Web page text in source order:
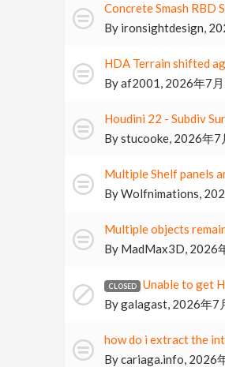
Concrete Smash RBD
By ironsightdesign,
HDA Terrain shifted
Byaf2001, 2026年7
Houdini 22 - Subdiv
Bystucooke, 2026年7
Multiple Shelf panels
ByWolfnimations,
Multiple objects
By MadMax3D, 2026
Unable to get
Bygalagast, 2026年7
how do i extract the
Bycariaga.info, 2026